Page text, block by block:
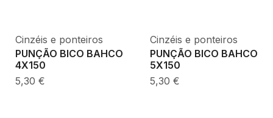
Cinzéis e ponteiros
PUNÇÃO BICO BAHCO
4X150
5,30 €
Cinzéis e ponteiros
PUNÇÃO BICO BAHCO
5X150
5,30 €